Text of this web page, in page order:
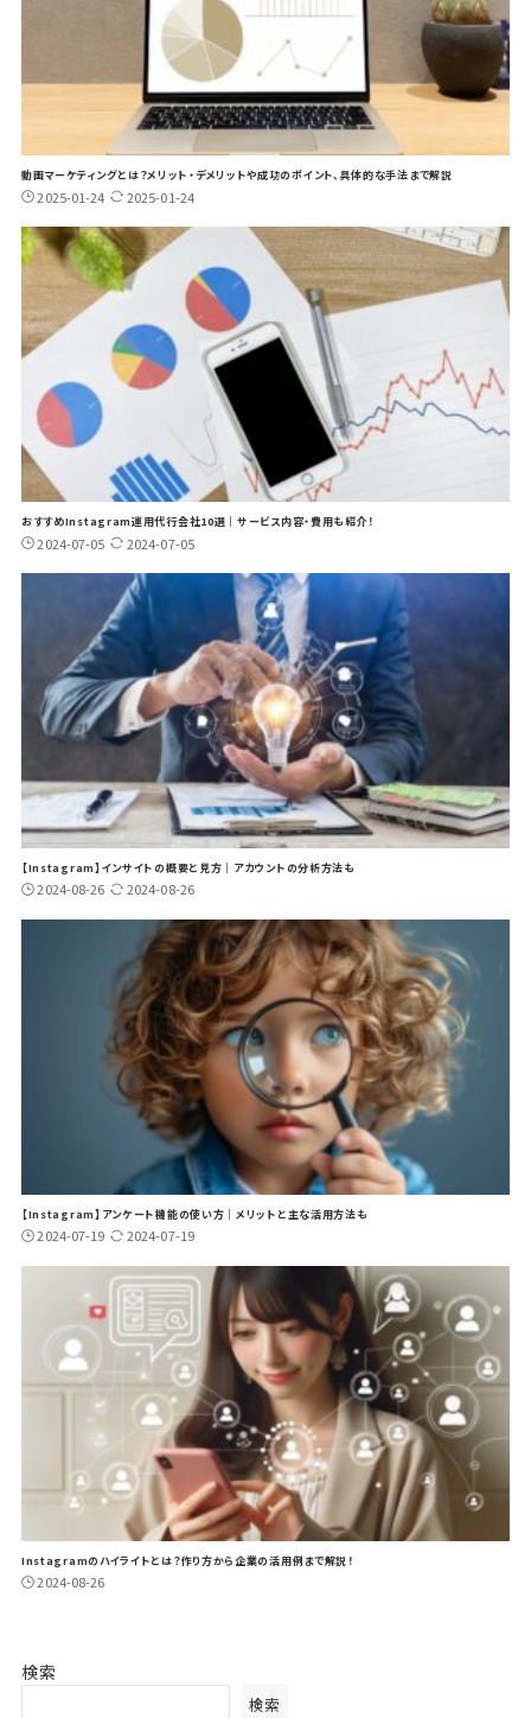
動画マーケティングとは？メリット・デメリットや成功のポイント、具体的な手法まで解説
2025-01-24 2025-01-24
おすすめInstagram運用代行会社10選｜サービス内容・費用も紹介！
2024-07-05 2024-07-05
【Instagram】インサイトの概要と見方｜アカウントの分析方法も
2024-08-26 2024-08-26
【Instagram】アンケート機能の使い方｜メリットと主な活用方法も
2024-07-19 2024-07-19
Instagramのハイライトとは？作り方から企業の活用例まで解説！
2024-08-26
検索
検索